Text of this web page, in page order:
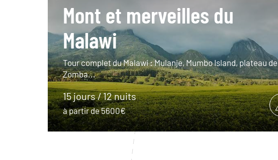
Mont et merveilles du
Malawi
Tour complet du Malawi : Mulanje, Mumbo Island, plateau de
Zomba...
15 jours / 12 nuits
à partir de 5600€